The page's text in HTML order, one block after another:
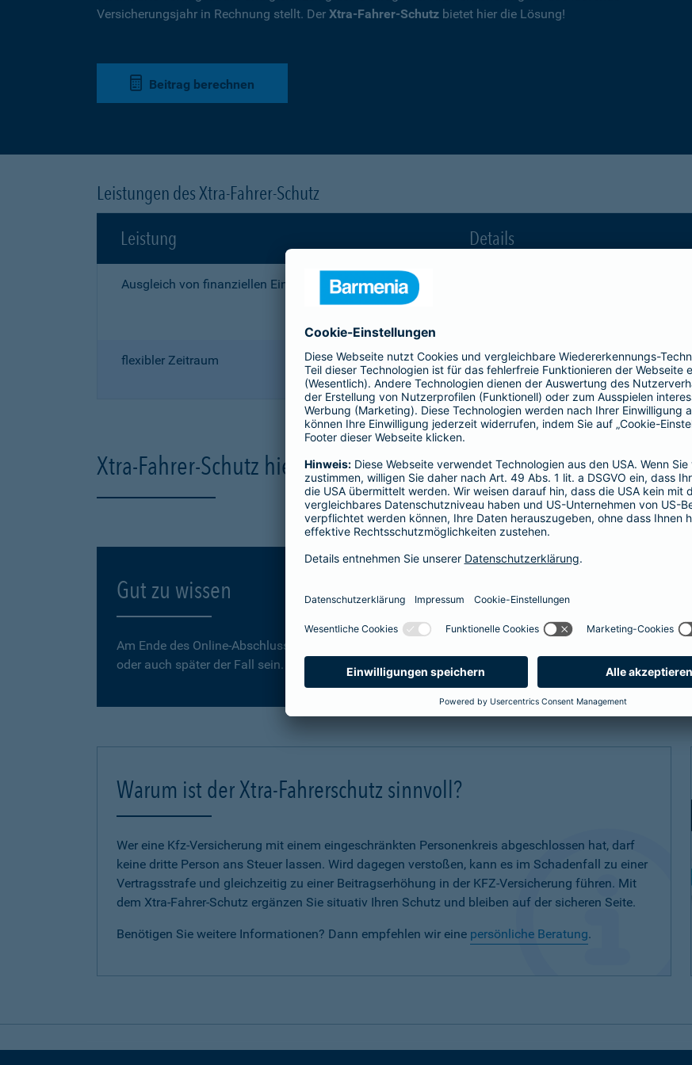
Versicherungsjahr in Rechnung stellt. Der Xtra-Fahrer-Schutz bietet hier die Lösung!
Beitrag berechnen
Leistungen des Xtra-Fahrer-Schutz
Leistung
Details
Ausgleich von finanziellen Einbußen
die Ihnen nach einem Unfall durch die
Ihnen wegen einer unerlaubten
flexibler Zeitraum
1, 2 oder 3 Tage bzw.
1, 2 oder 3 Wochen
Xtra-Fahrer-Schutz hier online berechnen und direkt abschließen
Gut zu wissen
Am Ende des Online-Abschlusses können Sie selbst bestimmen, ab wann Ihr Xtra-Fahrer-Schutz
oder auch später der Fall sein.
Warum ist der Xtra-Fahrerschutz sinnvoll?
Wer eine Kfz-Versicherung mit einem eingeschränkten Personenkreis abgeschlossen hat, darf
keine dritte Person ans Steuer lassen. Wird dagegen verstoßen, kann es im Schadenfall zu einer
Vertragsstrafe und gleichzeitig zu einer Beitragserhöhung in der KFZ-Versicherung führen. Mit
dem Xtra-Fahrer-Schutz ergänzen Sie situativ Ihren Schutz und bleiben auf der sicheren Seite.
Benötigen Sie weitere Informationen? Dann empfehlen wir eine persönliche Beratung.